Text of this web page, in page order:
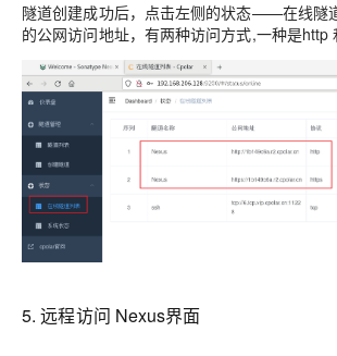
隧道创建成功后，点击左侧的状态——在线隧
的公网访问地址，有两种访问方式,一种是http
5. 远程访问 Nexus界面